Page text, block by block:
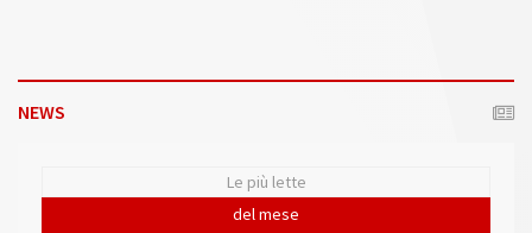
NEWS
Le più lette
del mese